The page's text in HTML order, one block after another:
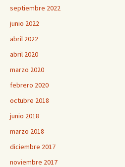
septiembre 2022
junio 2022
abril 2022
abril 2020
marzo 2020
febrero 2020
octubre 2018
junio 2018
marzo 2018
diciembre 2017
noviembre 2017